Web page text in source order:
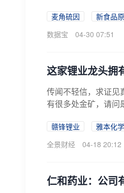
麦角硫因 新食品
数据宝
04-30 07:51
这家锂业龙头拥
传闻不轻信，求证见
有很多处金矿，请问
赣锋锂业 雅本化学
全景财经
04-18 20:12
仁和药业：公司